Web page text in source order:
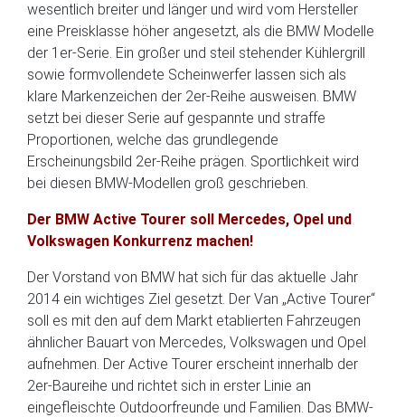
wesentlich breiter und länger und wird vom Hersteller
eine Preisklasse höher angesetzt, als die BMW Modelle
der 1er-Serie. Ein großer und steil stehender Kühlergrill
sowie formvollendete Scheinwerfer lassen sich als
klare Markenzeichen der 2er-Reihe ausweisen. BMW
setzt bei dieser Serie auf gespannte und straffe
Proportionen, welche das grundlegende
Erscheinungsbild 2er-Reihe prägen. Sportlichkeit wird
bei diesen BMW-Modellen groß geschrieben.
Der BMW Active Tourer soll Mercedes, Opel und
Volkswagen Konkurrenz machen!
Der Vorstand von BMW hat sich für das aktuelle Jahr
2014 ein wichtiges Ziel gesetzt. Der Van „Active Tourer“
soll es mit den auf dem Markt etablierten Fahrzeugen
ähnlicher Bauart von Mercedes, Volkswagen und Opel
aufnehmen. Der Active Tourer erscheint innerhalb der
2er-Baureihe und richtet sich in erster Linie an
eingefleischte Outdoorfreunde und Familien. Das BMW-